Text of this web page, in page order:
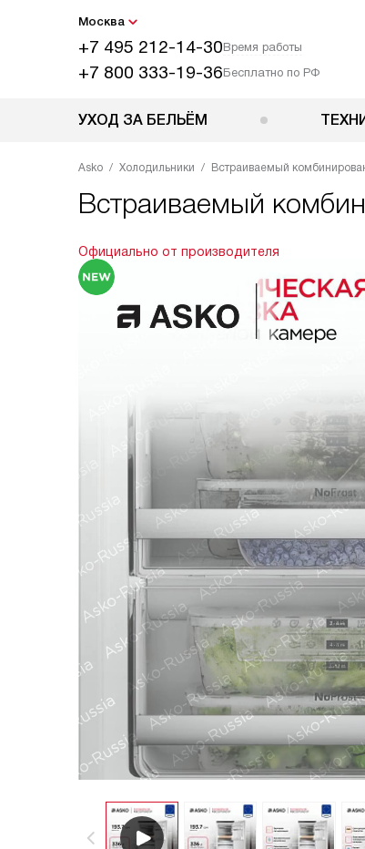
Москва
+7 495 212-14-30Время работы
+7 800 333-19-36Бесплатно по РФ
УХОД ЗА БЕЛЬЁМ
Asko Холодильники Встраиваемый
Встраиваемый
Официально от производителя